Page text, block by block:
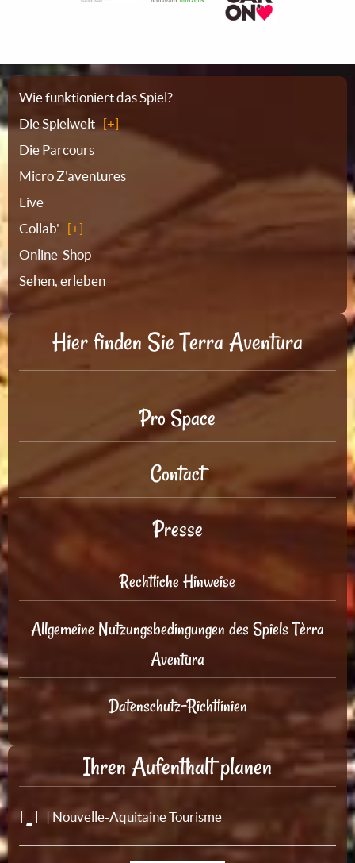
Sitemap
Wie funktioniert das Spiel?
Die Spielwelt
Die Parcours
Micro Z'aventures
Live
Collab'
Online-Shop
Sehen, erleben
Hier finden Sie Terra Aventura
Pro Space
Contact
Presse
Rechtliche Hinweise
Allgemeine Nutzungsbedingungen des Spiels Tèrra
Aventura
Datenschutz-Richtlinien
Ihren Aufenthalt planen
| Nouvelle-Aquitaine Tourisme